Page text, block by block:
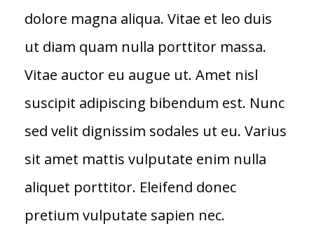
dolore magna aliqua. Vitae et leo duis
ut diam quam nulla porttitor massa.
Vitae auctor eu augue ut. Amet nisl
suscipit adipiscing bibendum est. Nunc
sed velit dignissim sodales ut eu. Varius
sit amet mattis vulputate enim nulla
aliquet porttitor. Eleifend donec
pretium vulputate sapien nec.